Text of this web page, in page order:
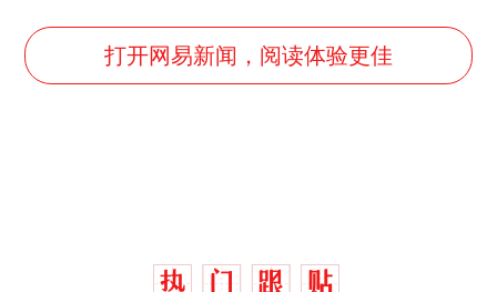
打开网易新闻，阅读体验更佳